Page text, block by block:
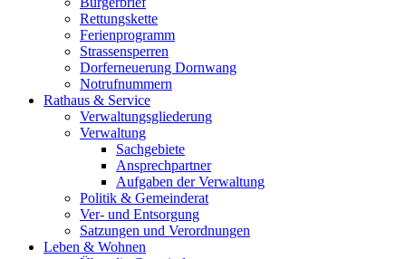
Rettungskette
Ferienprogramm
Strassensperren
Dorferneuerung Dornwang
Notrufnummern
Rathaus & Service
Verwaltungsgliederung
Verwaltung
Sachgebiete
Ansprechpartner
Aufgaben der Verwaltung
Politik & Gemeinderat
Ver- und Entsorgung
Satzungen und Verordnungen
Leben & Wohnen